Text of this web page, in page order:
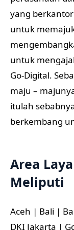
yang
untuk
untuk
Go-Digital.
maju –
itulah
berkembang
Area
Meliputi
Aceh | Bali |
DKI Jakarta |